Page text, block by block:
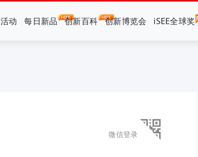
活动 每日新品 创新百科 创新博览会 iSEE全球奖
微信登录